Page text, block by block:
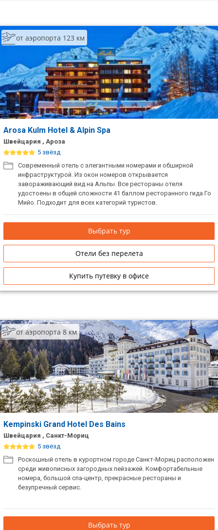
от аэропорта 123 км
Arosa Kulm Hotel & Alpin Spa
Швейцария , Ароза
5 звёзд
Современный отель с элегантными номерами и обширной
инфраструктурой. Из окон номеров открывается
завораживающий вид на Альпы. Все рестораны отеля
удостоены в общей сложности 41 баллом ресторанного гида Го
Мийо. Подходит для всех категорий туристов.
Выбрать тур
Отели без перелета
Купить путевку в офисе
от аэропорта 8 км
Kempinski Grand Hotel Des Bains
Швейцария , Санкт-Мориц
5 звёзд
Роскошный отель в курортном городе Санкт-Мориц расположен
среди живописных загородных пейзажей. Комфортабельные
номера, большой спа-центр, прекрасные рестораны и
безупречный сервис.
Выбрать тур